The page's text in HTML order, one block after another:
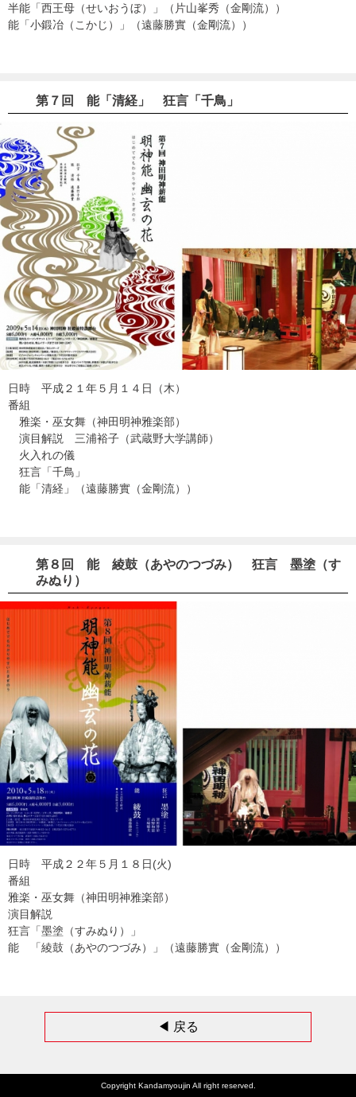
半能「西王母（せいおうぼ）」（片山峯秀（金剛流））
能「小鍛冶（こかじ）」（遠藤勝實（金剛流））
第７回 能「清経」 狂言「千鳥」
日時 平成２１年５月１４日（木）
番組
雅楽・巫女舞（神田明神雅楽部）
演目解説 三浦裕子（武蔵野大学講師）
火入れの儀
狂言「千鳥」
能「清経」（遠藤勝實（金剛流））
第８回 能 綾鼓（あやのつづみ） 狂言 墨塗（す
みぬり）
日時 平成２２年５月１８日(火)
番組
雅楽・巫女舞（神田明神雅楽部）
演目解説
狂言「墨塗（すみぬり）」
能 「綾鼓（あやのつづみ）」（遠藤勝實（金剛流））
◀︎ 戻る
Copyright Kandamyoujin All right reserved.